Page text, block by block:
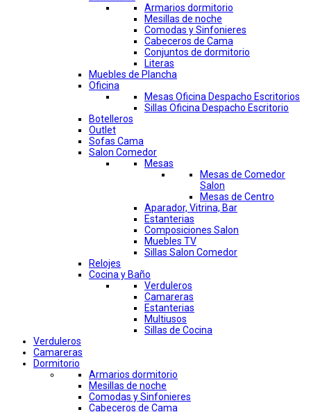
Armarios dormitorio
Mesillas de noche
Comodas y Sinfonieres
Cabeceros de Cama
Conjuntos de dormitorio
Literas
Muebles de Plancha
Oficina
Mesas Oficina Despacho Escritorios
Sillas Oficina Despacho Escritorio
Botelleros
Outlet
Sofas Cama
Salon Comedor
Mesas
Mesas de Comedor
Salon
Mesas de Centro
Aparador, Vitrina, Bar
Estanterias
Composiciones Salon
Muebles TV
Sillas Salon Comedor
Relojes
Cocina y Baño
Verduleros
Camareras
Estanterias
Multiusos
Sillas de Cocina
Verduleros
Camareras
Dormitorio
Armarios dormitorio
Mesillas de noche
Comodas y Sinfonieres
Cabeceros de Cama